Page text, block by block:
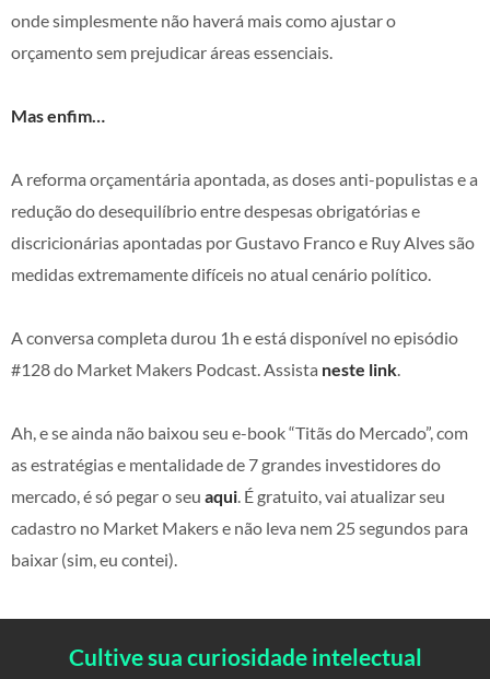
onde simplesmente não haverá mais como ajustar o
orçamento sem prejudicar áreas essenciais.
Mas enfim…
A reforma orçamentária apontada, as doses anti-populistas e a
redução do desequilíbrio entre despesas obrigatórias e
discricionárias apontadas por Gustavo Franco e Ruy Alves são
medidas extremamente difíceis no atual cenário político.
A conversa completa durou 1h e está disponível no episódio
#128 do Market Makers Podcast. Assista neste link.
Ah, e se ainda não baixou seu e-book “Titãs do Mercado”, com
as estratégias e mentalidade de 7 grandes investidores do
mercado, é só pegar o seu aqui. É gratuito, vai atualizar seu
cadastro no Market Makers e não leva nem 25 segundos para
baixar (sim, eu contei).
Cultive sua curiosidade intelectual